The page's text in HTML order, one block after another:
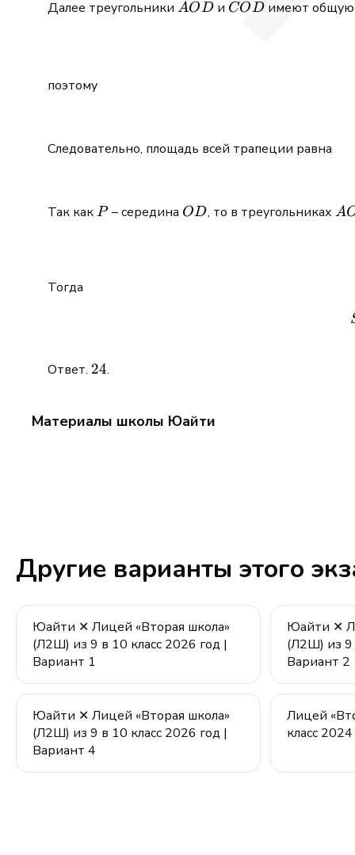
Далее треугольники AOD
AOD и COD
COD имеют общую
поэтому
Следовательно, площадь всей трапеции равна
Так какP
P– середина OD
OD, то в треугольниках A
Тогда
Ответ. 24
24.
Материалы школы Юайти
Другие варианты этого
Юайти ✕ Лицей «Вторая школа»
(Л2Ш) из 9 в 10 класс 2026 год |
Вариант 1
Юайти ✕
(Л2Ш) из 9
Вариант 2
Юайти ✕ Лицей «Вторая школа»
(Л2Ш) из 9 в 10 класс 2026 год |
Вариант 4
Лицей
класс